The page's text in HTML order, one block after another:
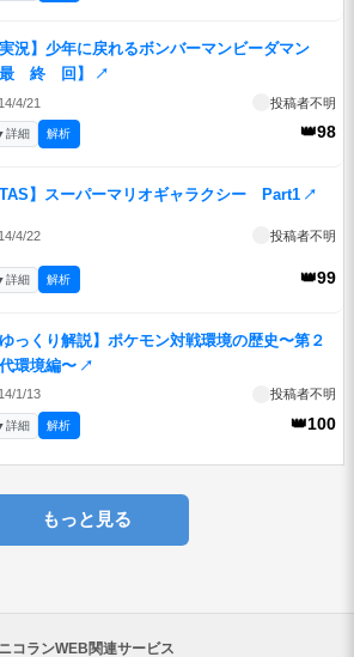
実況】少年に戻れるボンバーマンビーダマン
最 終 回】
↗
4/21 投稿者不明
👑98
詳細 解析
TAS】スーパーマリオギャラクシー Part1 ↗
4/22 投稿者不明
👑99
詳細 解析
ゆっくり解説】ポケモン対戦環境の歴史〜第２
環境編〜 ↗
1/13 投稿者不明
👑100
詳細 解析
もっと見る
ニコランWEB関連サービス